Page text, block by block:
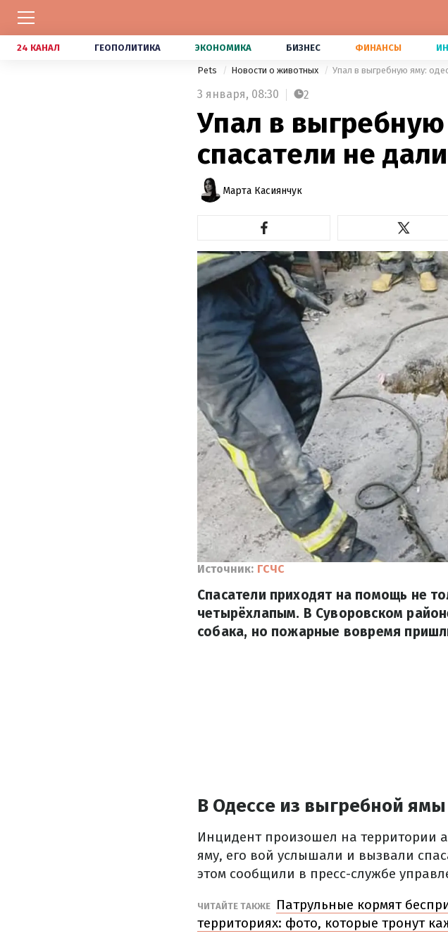
24 КАНАЛ ГЕОПОЛИТИКА ЭКОНОМИКА БИЗНЕС ФИНАНСЫ
Pets Новости о животных Упал в выгребную яму:
3 января, 08:30 2
Упал в
спасатели не
Марта Касиянчук
Источник: ГСЧС
Спасатели приходят на помощь не
четырёхлапым. В Суворовском
собака, но пожарные вовремя
В Одессе из выгребной
Инцидент произошел на территории
яму, его вой услышали и вызвали
этом сообщили в пресс-службе
ЧИТАЙТЕ ТАКЖЕ
Патрульные кормят
территориях: фото, которые тронут